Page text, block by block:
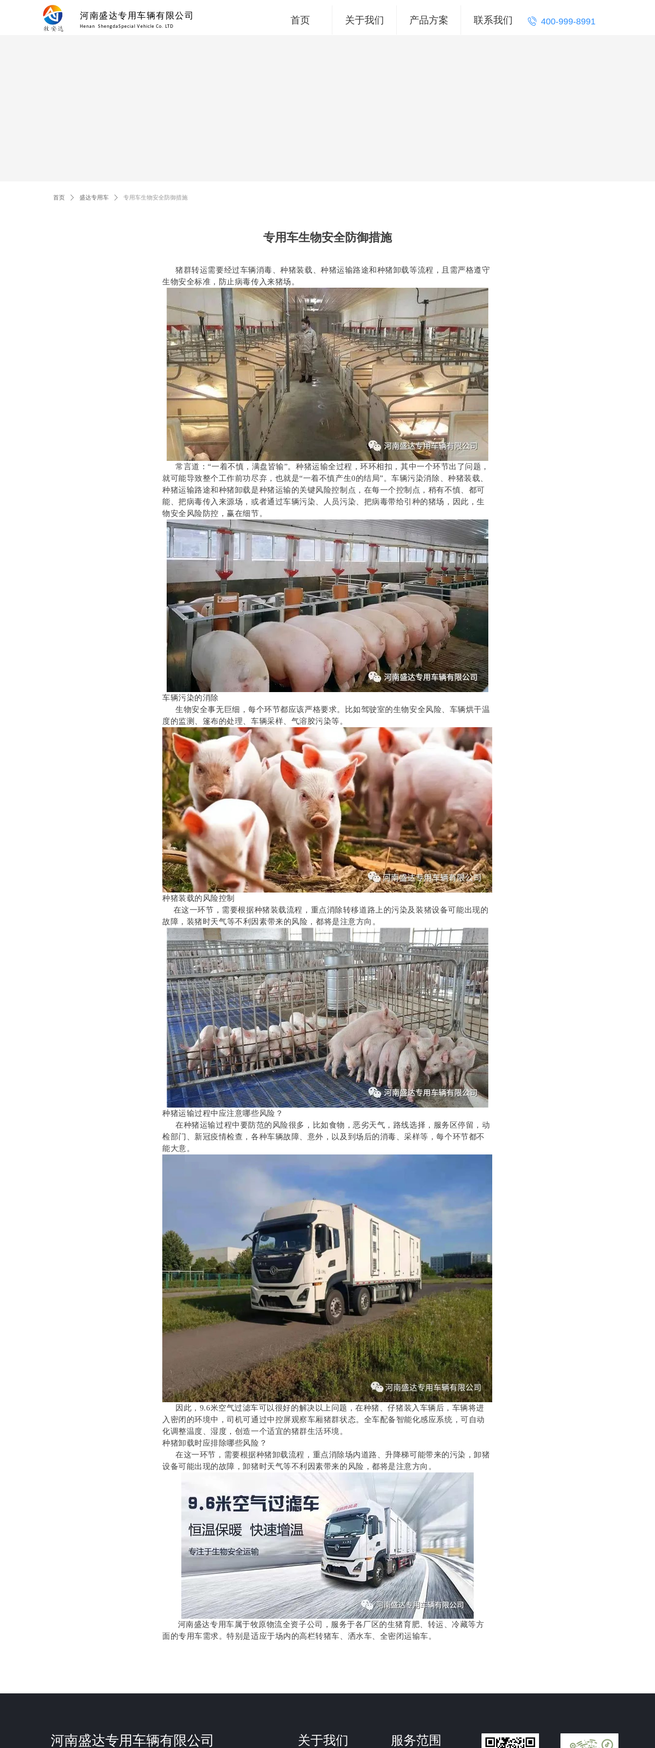
首页 关于我们 产品方案 联系我们
河南盛达专用车辆有限公司
Henan ShengdaSpecial Vehicle Co. LTD
400-999-8991
专用车生物安全防御措施
猪群转运需要经过车辆消毒、种猪装载、种猪运输路途和种猪卸载等流程，且需严格遵守
生物安全标准，防止病毒传入来猪场。
常言道：“一着不慎，满盘皆输”。种猪运输全过程，环环相扣，其中一个环节出了问题，
就可能导致整个工作前功尽弃，也就是“一着不慎产生0的结局”。车辆污染消除、种猪装载、
种猪运输路途和种猪卸载是种猪运输的关键风险控制点，在每一个控制点，稍有不慎、都可
能、把病毒传入来源场，或者通过车辆污染、人员污染、把病毒带给引种的猪场，因此，生
物安全风险防控，赢在细节。
车辆污染的消除
生物安全事无巨细，每个环节都应该严格要求。比如驾驶室的生物安全风险、车辆烘干温
度的监测、篷布的处理、车辆采样、气溶胶污染等。
种猪装载的风险控制
在这一环节，需要根据种猪装载流程，重点消除转移道路上的污染及装猪设备可能出现的
故障， 装猪时天气等不利因素带来的风险， 都将是注意方向 。
种猪运输过程中 应注意哪些风险？
在种猪运输过程中要防范的风险很多，比如食物，恶劣天气，路线选择，服务区停留，动
检部门、新冠疫情检查，各种车辆故障、意外，以及到场后的消毒、采样等，每个环节都不
能大意。
因此，9.6米空气过滤车可以很好的解决以上问题，在种猪、仔猪装入车辆后，车辆将进
入密闭的环境中，司机可通过中控屏观察车厢猪群状态。全车配备智能化感应系统，可自动
化调整温度、湿度，创造一个适宜的猪群生活环境。
种猪卸载时应排除哪些风险？
在这一环节，需要根据种猪卸载流程，重点消除场内道路、升降梯可能带来的污染，卸猪
设备可能出现的故障，卸猪时天气等不利因素带来的风险，都将是注意方向。
河南盛达专用车属于牧原物流全资子公司，服务于各厂区的生猪育肥、转运、冷藏等方
面的专用车需求。特别是适应于场内的高栏转猪车、洒水车、全密闭运输车。
首页 ꄲ 盛达专用车 ꄲ 专用车生物安全防御措施
河南盛达专用车辆有限公司 关于我们 服务范围